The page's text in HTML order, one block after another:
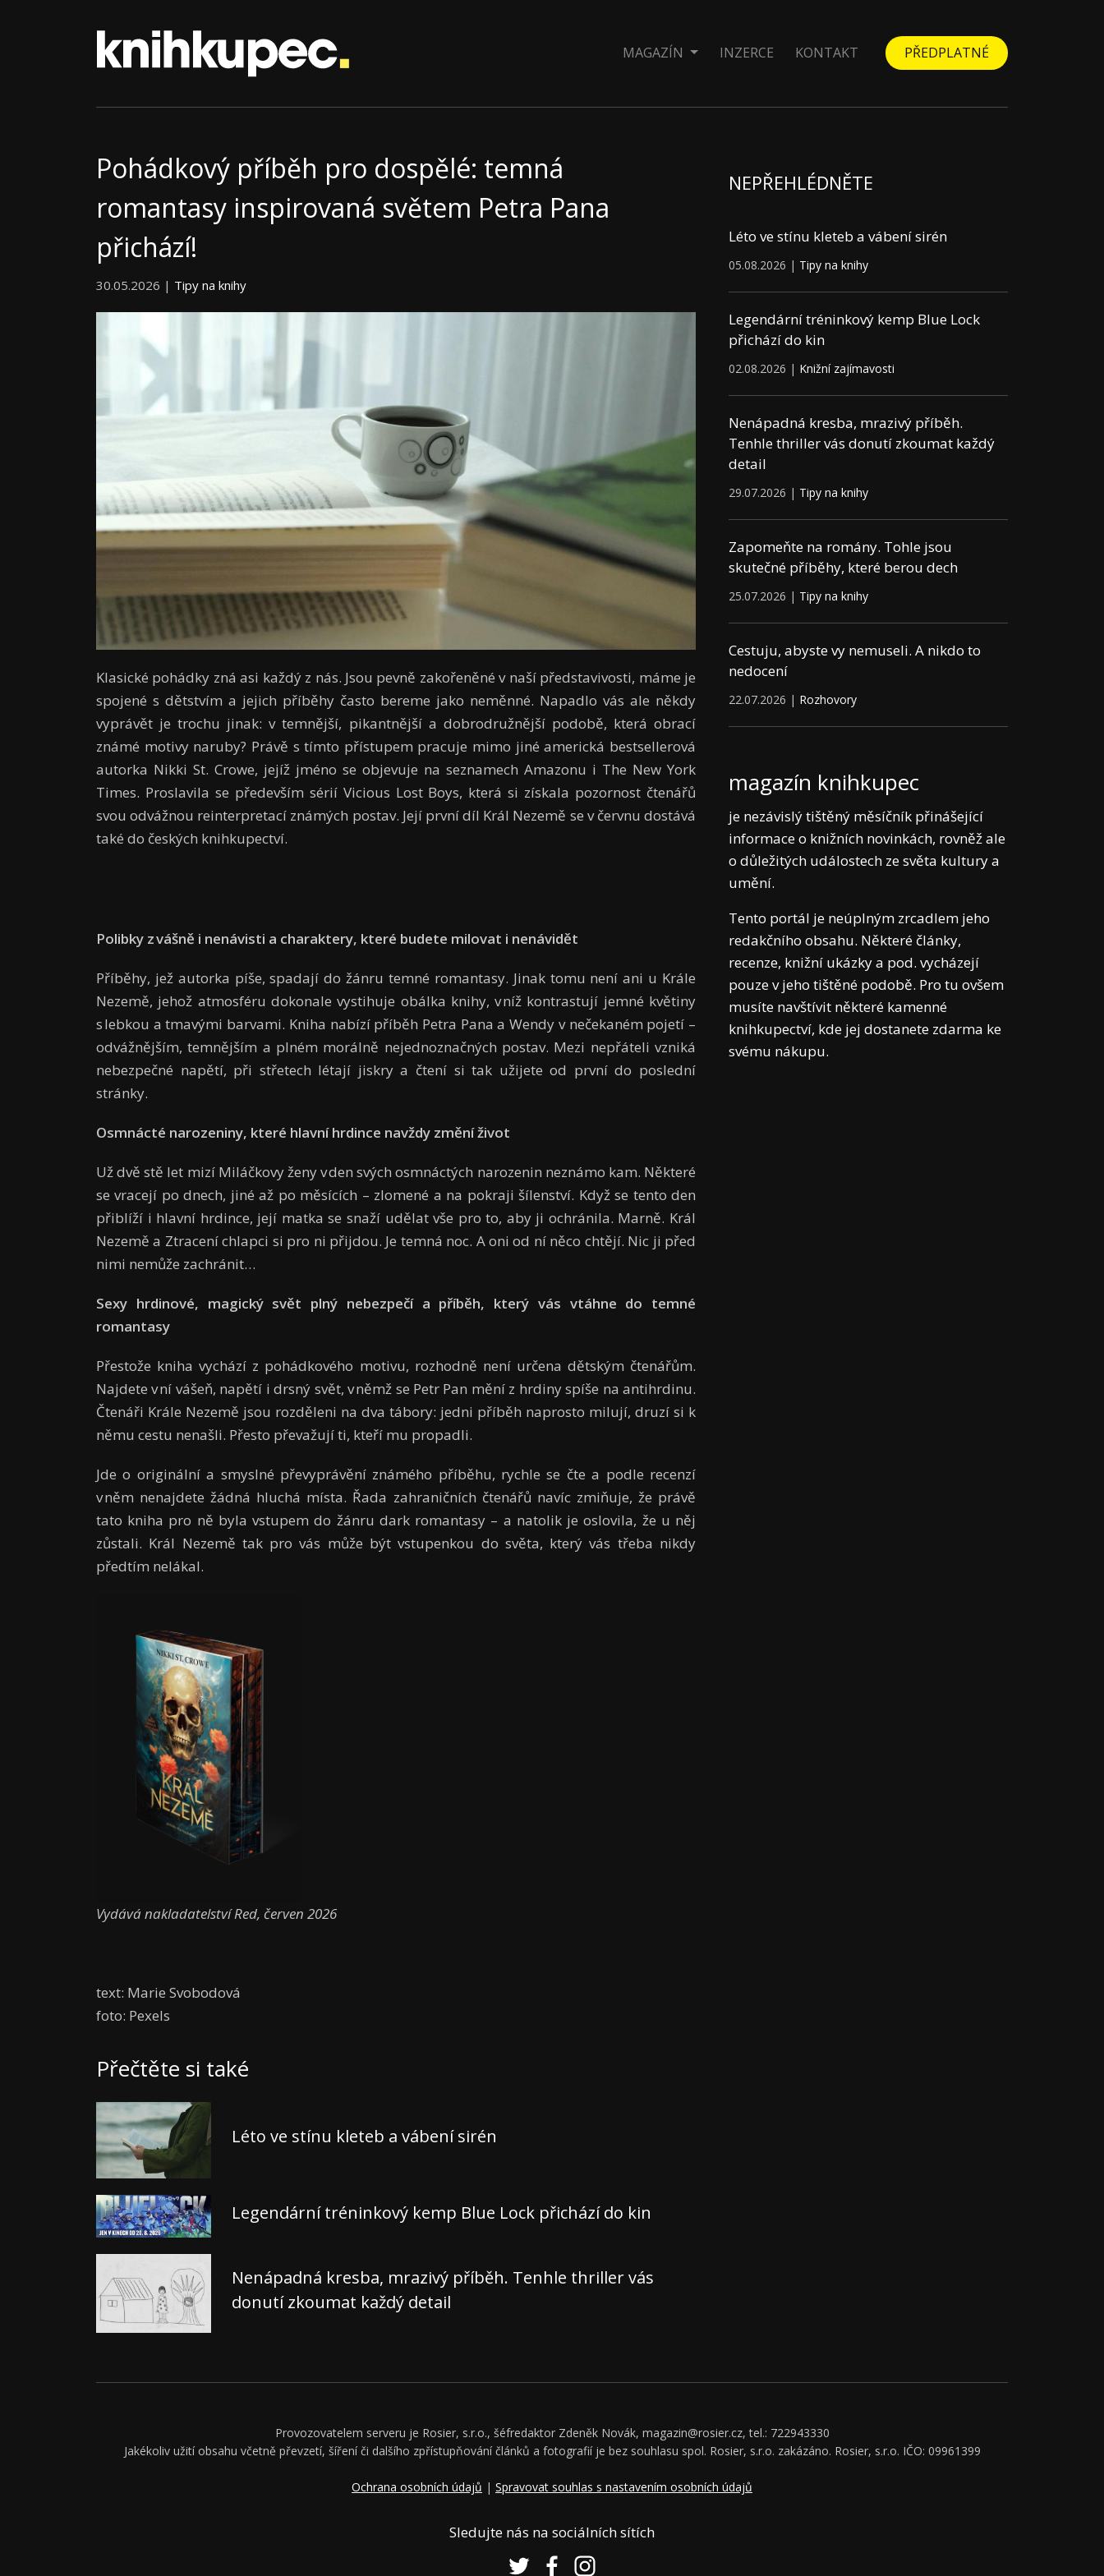
MAGAZÍN INZERCE KONTAKT PŘEDPLATNÉ
Pohádkový příběh pro dospělé: temná
romantasy inspirovaná světem Petra Pana
přichází!
30.05.2026 | Tipy na knihy
Klasické pohádky zná asi každý z nás. Jsou pevně zakořeněné v naší představivosti, máme je
spojené s dětstvím a jejich příběhy často bereme jako neměnné. Napadlo vás ale někdy
vyprávět je trochu jinak: v temnější, pikantnější a dobrodružnější podobě, která obrací
známé motivy naruby? Právě s tímto přístupem pracuje mimo jiné americká bestsellerová
autorka Nikki St. Crowe, jejíž jméno se objevuje na seznamech Amazonu i The New York
Times. Proslavila se především sérií Vicious Lost Boys, která si získala pozornost čtenářů
svou odvážnou reinterpretací známých postav. Její první díl Král Nezemě se v červnu dostává
také do českých knihkupectví.
Polibky z vášně i nenávisti a charaktery, které budete milovat i nenávidět
Příběhy, jež autorka píše, spadají do žánru temné romantasy. Jinak tomu není ani u Krále
Nezemě, jehož atmosféru dokonale vystihuje obálka knihy, v níž kontrastují jemné květiny
s lebkou a tmavými barvami. Kniha nabízí příběh Petra Pana a Wendy v nečekaném pojetí –
odvážnějším, temnějším a plném morálně nejednoznačných postav. Mezi nepřáteli vzniká
nebezpečné napětí, při střetech létají jiskry a čtení si tak užijete od první do poslední
stránky.
Osmnácté narozeniny, které hlavní hrdince navždy změní život
Už dvě stě let mizí Miláčkovy ženy v den svých osmnáctých narozenin neznámo kam. Některé
se vracejí po dnech, jiné až po měsících – zlomené a na pokraji šílenství. Když se tento den
přiblíží i hlavní hrdince, její matka se snaží udělat vše pro to, aby ji ochránila. Marně. Král
Nezemě a Ztracení chlapci si pro ni přijdou. Je temná noc. A oni od ní něco chtějí. Nic ji před
nimi nemůže zachránit…
Sexy hrdinové, magický svět plný nebezpečí a příběh, který vás vtáhne do temné
romantasy
Přestože kniha vychází z pohádkového motivu, rozhodně není určena dětským čtenářům.
Najdete v ní vášeň, napětí i drsný svět, v němž se Petr Pan mění z hrdiny spíše na antihrdinu.
Čtenáři Krále Nezemě jsou rozděleni na dva tábory: jedni příběh naprosto milují, druzí si k
němu cestu nenašli. Přesto převažují ti, kteří mu propadli.
Jde o originální a smyslné převyprávění známého příběhu, rychle se čte a podle recenzí
v něm nenajdete žádná hluchá místa. Řada zahraničních čtenářů navíc zmiňuje, že právě
tato kniha pro ně byla vstupem do žánru dark romantasy – a natolik je oslovila, že u něj
zůstali. Král Nezemě tak pro vás může být vstupenkou do světa, který vás třeba nikdy
předtím nelákal.
Vydává nakladatelství Red, červen 2026
text: Marie Svobodová
foto: Pexels
Přečtěte si také
Léto ve stínu kleteb a vábení sirén
Legendární tréninkový kemp Blue Lock přichází do kin
Nenápadná kresba, mrazivý příběh. Tenhle thriller vás
donutí zkoumat každý detail
NEPŘEHLÉDNĚTE
Léto ve stínu kleteb a vábení sirén
05.08.2026 | Tipy na knihy
Legendární tréninkový kemp Blue Lock
přichází do kin
02.08.2026 | Knižní zajímavosti
Nenápadná kresba, mrazivý příběh.
Tenhle thriller vás donutí zkoumat každý
detail
29.07.2026 | Tipy na knihy
Zapomeňte na romány. Tohle jsou
skutečné příběhy, které berou dech
25.07.2026 | Tipy na knihy
Cestuju, abyste vy nemuseli. A nikdo to
nedocení
22.07.2026 | Rozhovory
magazín knihkupec
je nezávislý tištěný měsíčník přinášející
informace o knižních novinkách, rovněž ale
o důležitých událostech ze světa kultury a
umění.
Tento portál je neúplným zrcadlem jeho
redakčního obsahu. Některé články,
recenze, knižní ukázky a pod. vycházejí
pouze v jeho tištěné podobě. Pro tu ovšem
musíte navštívit některé kamenné
knihkupectví, kde jej dostanete zdarma ke
svému nákupu.
Provozovatelem serveru je Rosier, s.r.o., šéfredaktor Zdeněk Novák, magazin@rosier.cz, tel.: 722943330
Jakékoliv užití obsahu včetně převzetí, šíření či dalšího zpřístupňování článků a fotografií je bez souhlasu spol. Rosier, s.r.o. zakázáno. Rosier, s.r.o. IČO: 09961399
Ochrana osobních údajů | Spravovat souhlas s nastavením osobních údajů
Sledujte nás na sociálních sítích